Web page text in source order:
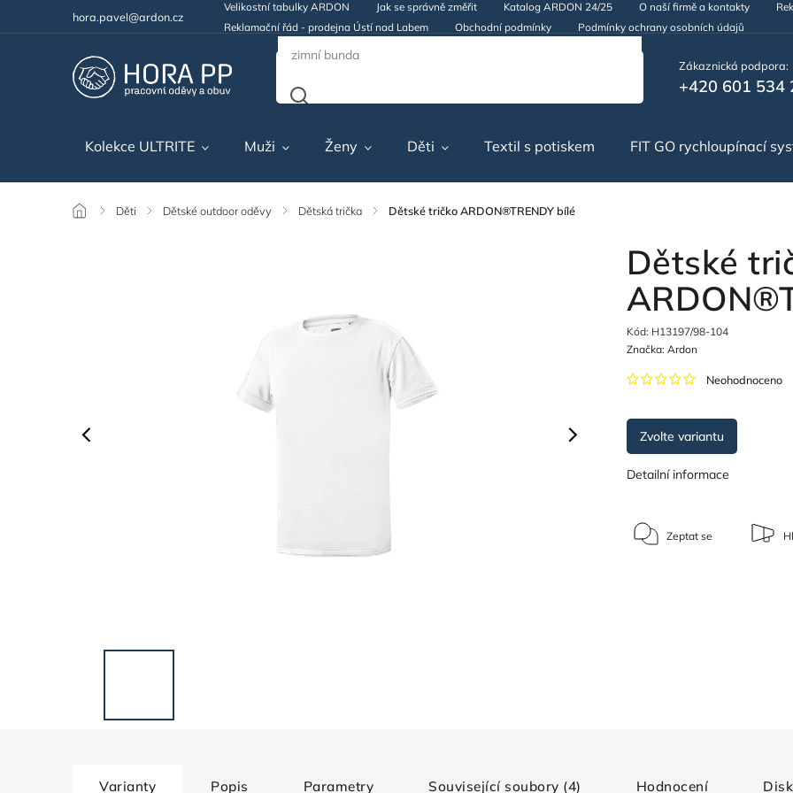
hora.pavel@ardon.cz
Velikostní tabulky ARDON Jak se správně změřit Katalog ARDON 24/25 O naší firmě a kontakty
Reklamační řád - prodejna Ústí nad Labem
Obchodní podmínky Podmínky ochrany osobních údajů
Zákaznická podpora:
+420 601 534
Kolekce ULTRITE Muži Ženy Děti Textil s potiskem FIT GO rychloupínací
/ Děti / Dětské outdoor oděvy / Dětská trička / Dětské tričko ARDON®TRENDY bílé
Dětské
Kód: H13197/98-104
Neohodnoceno
Značka: Ardon
Zvolte variantu
Detailní informace
Zeptat se
Varianty Popis Parametry Související soubory (4) Hodnocení